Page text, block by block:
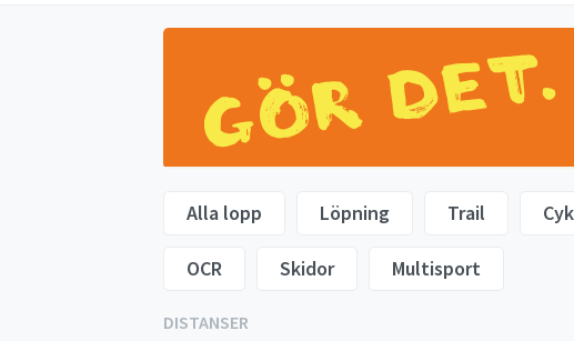
Alla lopp Löpning Trail
OCR Skidor Multisport
DISTANSER